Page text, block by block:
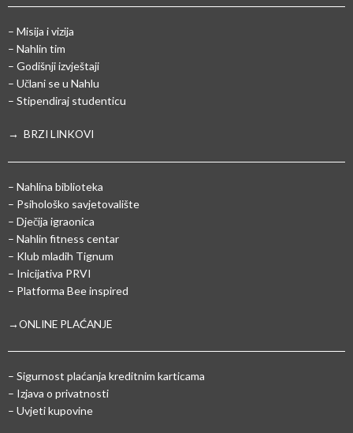
– Misija i vizija
– Nahlin tim
– Godišnji izvještaji
– Učlani se u Nahlu
– Stipendiraj studenticu
→ BRZI LINKOVI
– Nahlina biblioteka
– Psihološko savjetovalište
– Dječija igraonica
– Nahlin fitness centar
– Klub mladih Tignum
– Inicijativa PRVI
– Platforma Bee inspired
→ONLINE PLAĆANJE
– Sigurnost plaćanja kreditnim karticama
– Izjava o privatnosti
– Uvjeti kupovine